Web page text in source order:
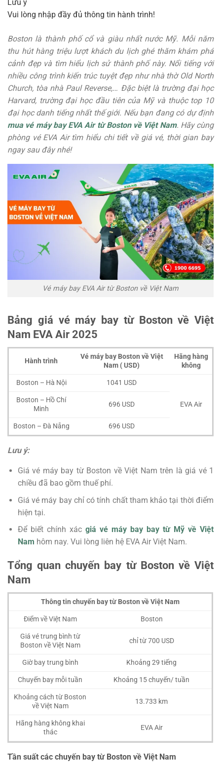
Lưu ý
Vui lòng nhập đầy đủ thông tin hành trình!
Boston là thành phố cổ và giàu nhất nước Mỹ. Mỗi năm
thu hút hàng triệu lượt khách du lịch ghé thăm khám phá
cảnh đẹp và tìm hiểu lịch sử thành phố này. Nổi tiếng với
nhiều công trình kiến trúc tuyệt đẹp như nhà thờ Old North
Church, tòa nhà Paul Reverse,… Đặc biệt là trường đại học
Harvard, trường đại học đầu tiên của Mỹ và thuộc top 10
đại học danh tiếng nhất thế giới. Nếu bạn đang có dự định
mua vé máy bay EVA Air từ Boston về Việt Nam. Hãy cùng
phòng vé EVA Air tìm hiểu chi tiết về giá vé, thời gian bay
ngay sau đây nhé!
Vé máy bay EVA Air từ Boston về Việt Nam
Bảng giá vé máy bay từ Boston về Việt
Nam EVA Air 2025
Hành trình
Vé máy bay Boston về Việt
Nam ( USD)
Hãng hàng
không
Boston – Hà Nội 1041 USD
EVA Air
Boston – Hồ Chí
Minh
696 USD
Boston – Đà Nẵng 696 USD
Lưu ý:
Giá vé máy bay từ Boston về Việt Nam trên là giá vé 1
chiều đã bao gồm thuế phí.
Giá vé máy bay chỉ có tính chất tham khảo tại thời điểm
hiện tại.
Để biết chính xác giá vé máy bay bay từ Mỹ về Việt
Nam hôm nay. Vui lòng liên hệ EVA Air Việt Nam.
Tổng quan chuyến bay từ Boston về Việt
Nam
Thông tin chuyến bay từ Boston về Việt Nam
Điểm về Việt Nam Boston
Giá vé trung bình từ
Boston về Việt Nam
chỉ từ 700 USD
Giờ bay trung bình Khoảng 29 tiếng
Chuyến bay mỗi tuần Khoảng 15 chuyến/ tuần
Khoảng cách từ Boston
về Việt Nam
13.733 km
Hãng hàng không khai
thác
EVA Air
Tần suất các chuyến bay từ Boston về Việt Nam